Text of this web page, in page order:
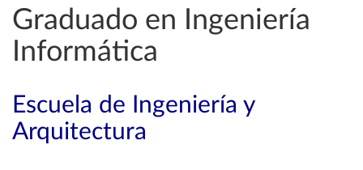
Graduado en Ingeniería
Informática
Escuela de Ingeniería y
Arquitectura